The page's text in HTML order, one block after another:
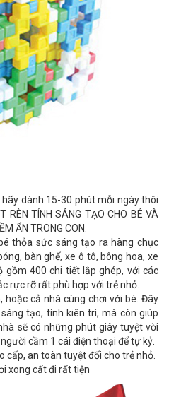
hãy dành 15-30 phút mỗi ngày thôi
RÈN TÍNH SÁNG TẠO CHO BÉ VÀ
ẨN TRONG CON.
thỏa sức sáng tạo ra hàng chục
bàn ghế, xe ô tô, bông hoa, xe
gồm 400 chi tiết lắp ghép, với các
rực rỡ rất phù hợp với trẻ nhỏ.
cả nhà cùng chơi với bé. Đây
tạo, tính kiên trì, mà còn giúp
sẽ có những phút giây tuyệt vời
cầm 1 cái điện thoại để tự kỷ.
an toàn tuyệt đối cho trẻ nhỏ.
xong cất đi rất tiện